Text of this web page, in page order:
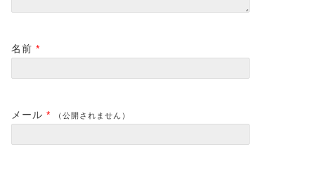
名前 *
メール * （公開されません）